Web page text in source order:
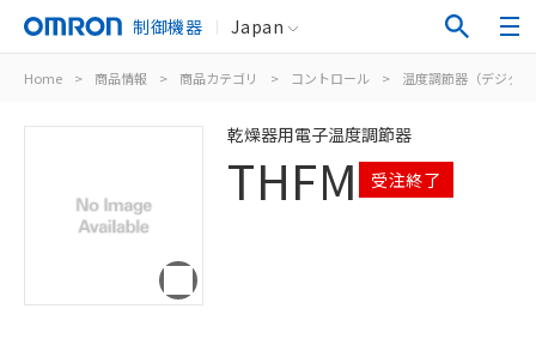
制御機器 Japan
Home > 商品情報 > 商品カテゴリ > コントロール > 温度調節器（デジタ
乾燥器用電子温度調節器
THFM 受注終了